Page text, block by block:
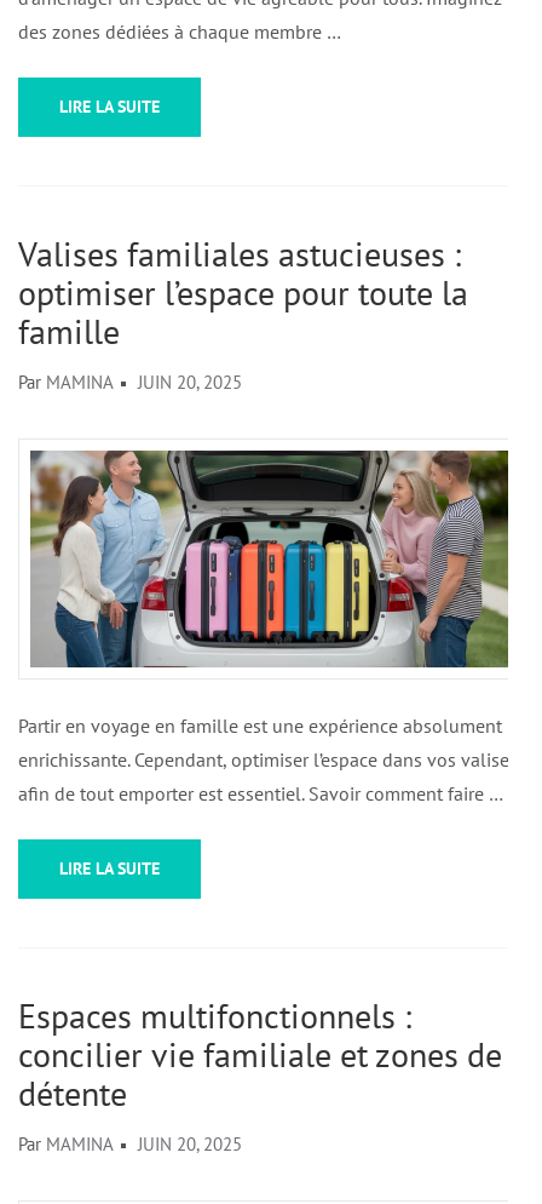
des zones dédiées à chaque membre …
LIRE LA SUITE
Valises familiales astucieuses :
optimiser l’espace pour toute la
famille
Par MAMINA JUIN 20, 2025
Partir en voyage en famille est une expérience absolument
enrichissante. Cependant, optimiser l’espace dans vos valises
afin de tout emporter est essentiel. Savoir comment faire …
LIRE LA SUITE
Espaces multifonctionnels :
concilier vie familiale et zones de
détente
Par MAMINA JUIN 20, 2025